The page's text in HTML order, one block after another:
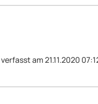
verfasst am 21.11.2020